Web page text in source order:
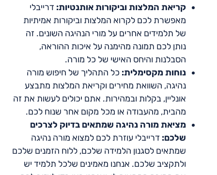
קריאת המלצות וביקורות אותנטיות: דרייבלי
מאפשרת לכם לקרוא המלצות וביקורות אמיתיות
של תלמידים אחרים על מורי הנהיגה השונים. זה
נותן לכם תמונה מהימנה על איכות ההוראה,
הסבלנות והיחס האישי של כל מורה.
נוחות מקסימלית: כל התהליך של חיפוש מורה
נהיגה, השוואת מחירים וקריאת המלצות מתבצע
אונליין, בקלות ובמהירות. אתם יכולים לעשות את זה
מהבית, מהעבודה או מכל מקום אחר שנוח לכם.
מציאת מורה נהיגה שמתאים בדיוק לצרכים
שלכם: דרייבלי עוזרת לכם למצוא מורה נהיגה
שמתאים לסגנון הלמידה שלכם, ללוח הזמנים שלכם
ולתקציב שלכם. אנחנו מאמינים שלכל תלמיד יש